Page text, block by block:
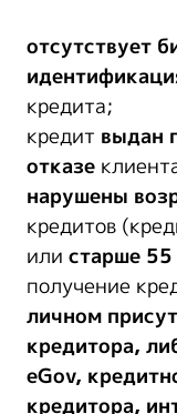
отсутствует
кредита;
кредит выдан
отказе
нарушены
кредитов
или старше 55
получение
личном
кредитора,
eGov,
кредитора,